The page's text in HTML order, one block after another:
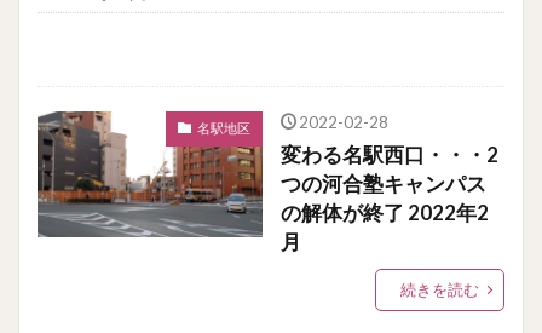
名駅地区 2022-02-28
変わる名駅西口・・・2
つの河合塾キャンパス
の解体が終了 2022年2
月
続きを読む